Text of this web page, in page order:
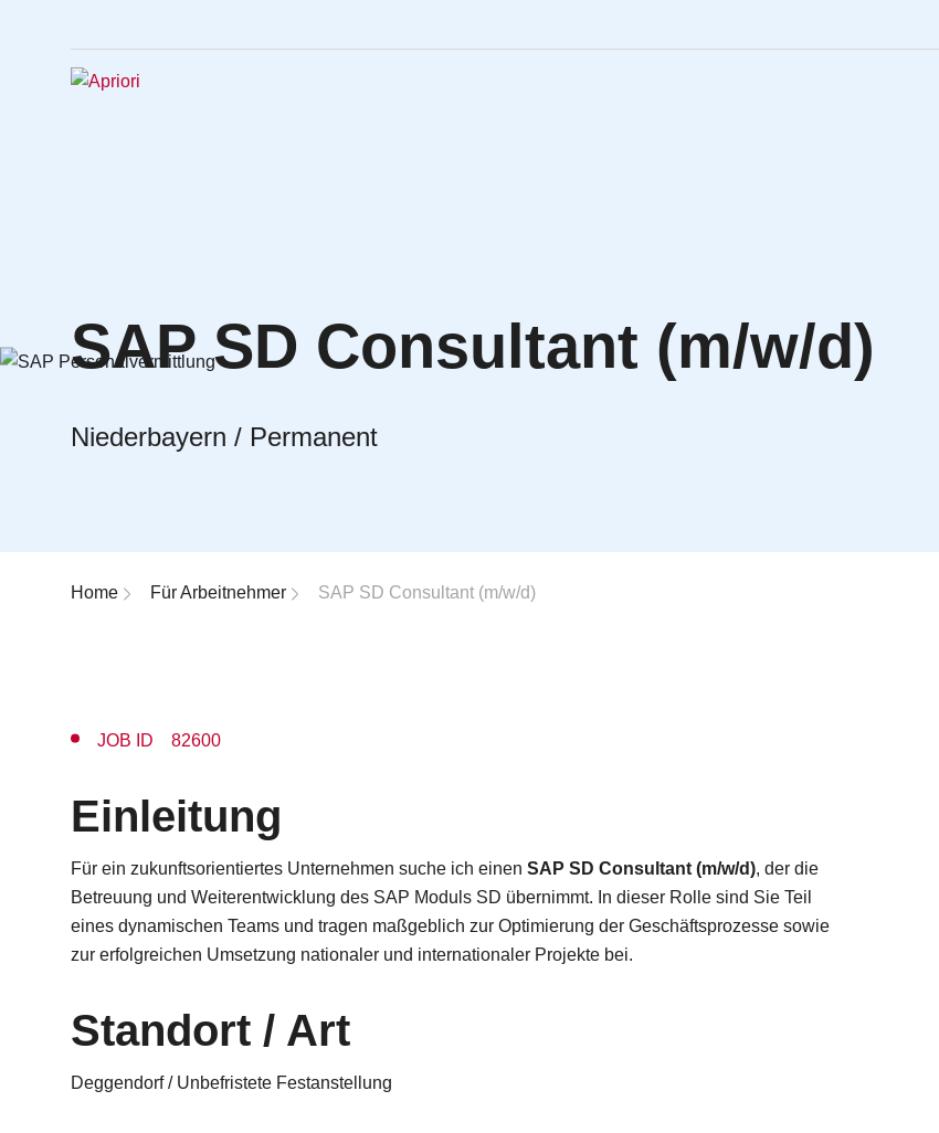
HR:LAB Lösungen
SAP SD Consultant (m/w/d)
Niederbayern / Permanent
Breadcrumb-Navigation
Home Für Arbeitnehmer SAP SD Consultant (m/w/d)
JOB ID 82600
Einleitung
Für ein zukunftsorientiertes Unternehmen suche ich einen SAP SD Consultant (m/w/d), der die
Betreuung und Weiterentwicklung des SAP Moduls SD übernimmt. In dieser Rolle sind Sie Teil
eines dynamischen Teams und tragen maßgeblich zur Optimierung der Geschäftsprozesse sowie
zur erfolgreichen Umsetzung nationaler und internationaler Projekte bei.
Standort / Art
Deggendorf / Unbefristete Festanstellung